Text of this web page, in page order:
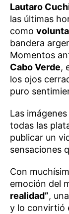
Lautaro
las últimas
como
bandera
Momentos
Cabo Verde,
los ojos
puro
Las
todas las
publicar un
sensaciones
Con
emoción del
realidad”,
y lo convirtió